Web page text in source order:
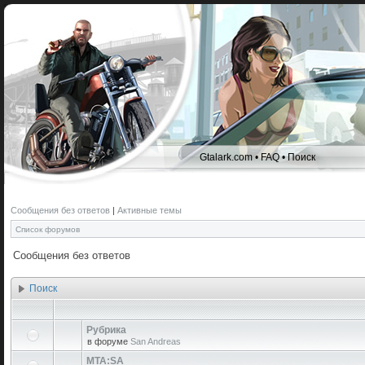
Gtalark.com •FAQ•Поиск
Сообщения без ответов | Активные темы
Список форумов
Сообщения без ответов
Поиск
Рубрика
в форуме San Andreas
MTA:SA